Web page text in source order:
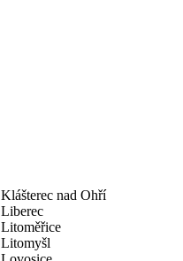
Klášterec nad Ohří
Liberec
Litoměřice
Litomyšl